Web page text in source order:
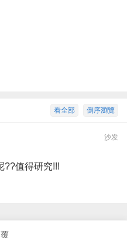
倒序瀏覽
看全部
沙发
??值得研究!!!